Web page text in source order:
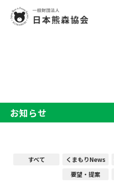
お知らせ
すべて くまもりNews
要望・提案